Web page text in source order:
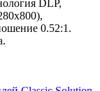
DLP,
0.52:1.